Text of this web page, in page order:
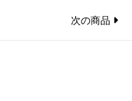
次の商品